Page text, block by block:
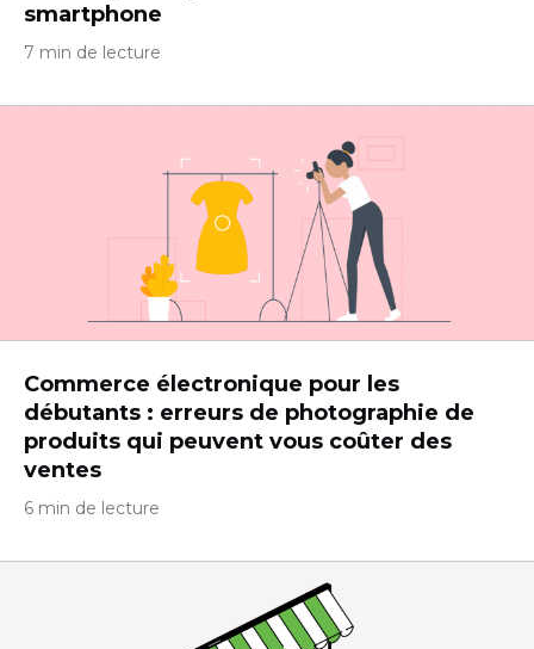
smartphone
7 min de lecture
Commerce électronique pour les
débutants : erreurs de photographie de
produits qui peuvent vous coûter des
ventes
6 min de lecture